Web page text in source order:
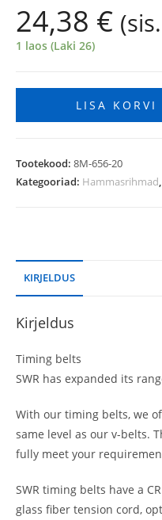
24,38 €
1 laos (Laki 26)
LISA KORVI
Tootekood: 8M-656-20
Kategooriad: Hammasrihmad,
KIRJELDUS
Kirjeldus
Timing belts
SWR has expanded its
With our timing belts, we
same level as our v-belts.
fully meet your
SWR timing belts have a
glass fiber tension cord,